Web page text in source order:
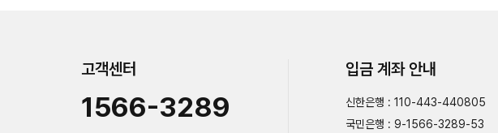
고객센터
1566-3289
입금 계좌 안내
신한은행 : 110-443-440805
국민은행 : 9-1566-3289-53